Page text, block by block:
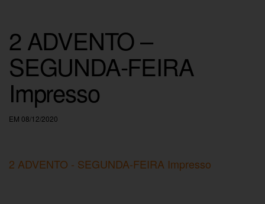
2 ADVENTO –
SEGUNDA-FEIRA
Impresso
EM 08/12/2020
2 ADVENTO - SEGUNDA-FEIRA Impresso